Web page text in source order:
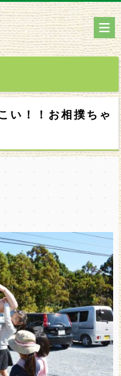
い！！お相撲ちゃ